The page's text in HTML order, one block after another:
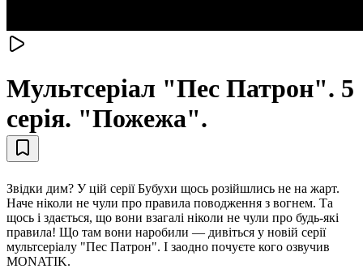
Мультсеріал "Пес Патрон". 5
серія. "Пожежа".
Звідки дим? У цій серії Бубухи щось розійшлись не на жарт.
Наче ніколи не чули про правила поводження з вогнем. Та
щось і здається, що вони взагалі ніколи не чули про будь-які
правила! Що там вони наробили — дивіться у новій серії
мультсеріалу "Пес Патрон". І заодно почуєте кого озвучив
MONATIK.